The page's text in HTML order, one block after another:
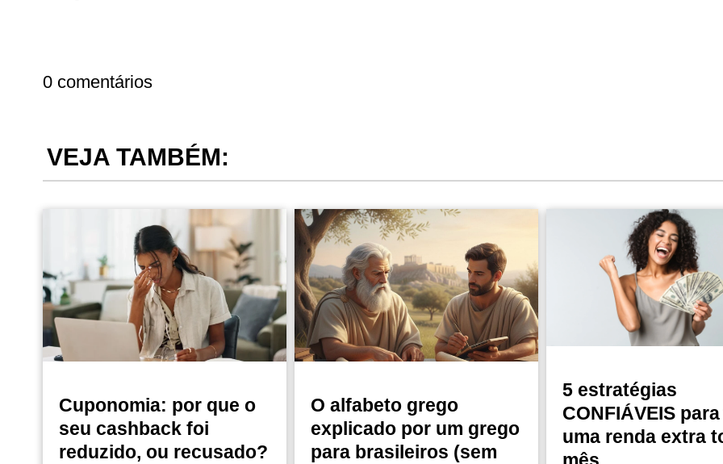
0 comentários
VEJA TAMBÉM:
Cuponomia: por que o
seu cashback foi
reduzido, ou recusado?
O alfabeto grego
explicado por um grego
para brasileiros (sem
5 estratégias
CONFIÁVEIS
uma renda extra